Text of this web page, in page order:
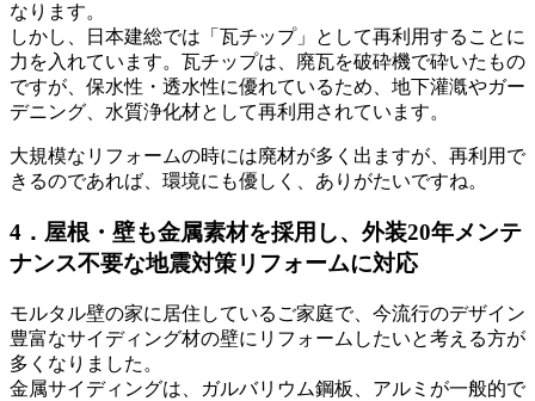
なります。
しかし、日本建総では「瓦チップ」として再利用することに
力を入れています。瓦チップは、廃瓦を破砕機で砕いたもの
ですが、保水性・透水性に優れているため、地下灌漑やガー
デニング、水質浄化材として再利用されています。
大規模なリフォームの時には廃材が多く出ますが、再利用で
きるのであれば、環境にも優しく、ありがたいですね。
4．屋根・壁も金属素材を採用し、外装20年メンテ
ナンス不要な地震対策リフォームに対応
モルタル壁の家に居住しているご家庭で、今流行のデザイン
豊富なサイディング材の壁にリフォームしたいと考える方が
多くなりました。
金属サイディングは、ガルバリウム鋼板、アルミが一般的で